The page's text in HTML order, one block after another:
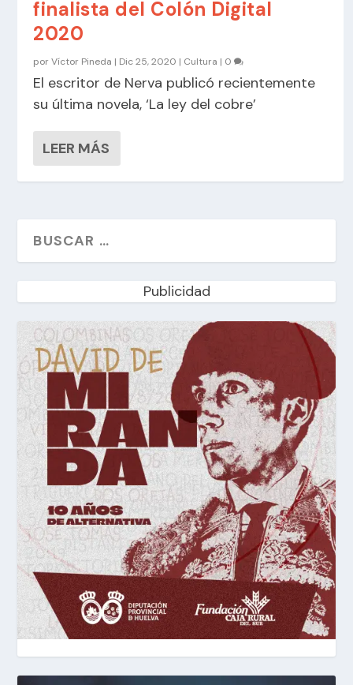
finalista del Colón Digital
2020
porVíctor Pineda | Dic 25, 2020 | Cultura | 0
El escritor de Nerva publicó recientemente
su última novela, ‘La ley del cobre’
LEER MÁS
Publicidad